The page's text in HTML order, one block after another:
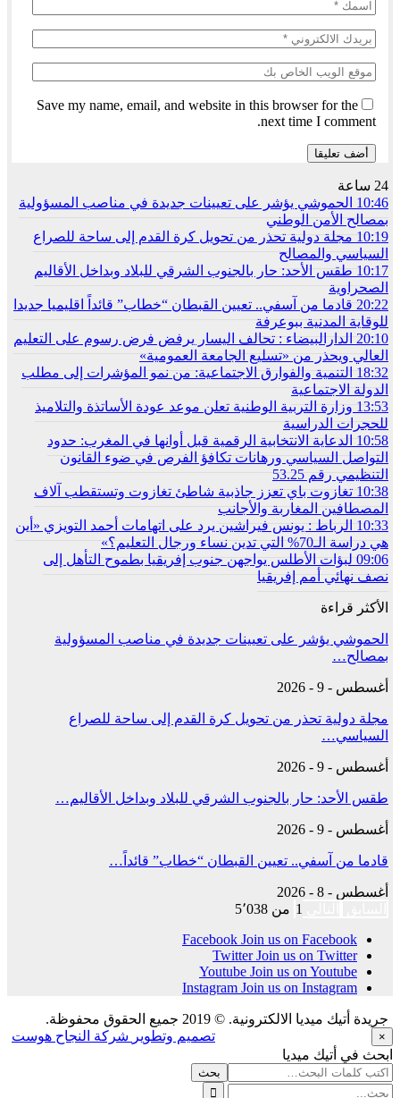
Save my name, email, and website in this browser for the
next time I comment.
24 ساعة
10:46 الحموشي يؤشر على تعيينات جديدة في مناصب المسؤولية
بمصالح الأمن الوطني
10:19 مجلة دولية تحذر من تحويل كرة القدم إلى ساحة للصراع
السياسي والمصالح
10:17 طقس الأحد: حار بالجنوب الشرقي للبلاد وبداخل الأقاليم
الصحراوية
20:22 قادما من آسفي.. تعيين القبطان “خطاب” قائداً اقليميا جديدا
للوقاية المدنية ببوعرفة
20:10 الدارالبيضاء : تحالف اليسار يرفض فرض رسوم على التعليم
العالي ويحذر من «تسليع الجامعة العمومية»
18:32 التنمية والفوارق الاجتماعية: من نمو المؤشرات إلى مطلب
الدولة الاجتماعية
13:53 وزارة التربية الوطنية تعلن موعد عودة الأساتذة والتلاميذ
للحجرات الدراسية
10:58 الدعاية الانتخابية الرقمية قبل أوانها في المغرب: حدود
التواصل السياسي ورهانات تكافؤ الفرص في ضوء القانون
التنظيمي رقم 53.25
10:38 تغازوت باي تعزز جاذبية شاطئ تغازوت وتستقطب آلاف
المصطافين المغاربة والأجانب
10:33 الرباط : يونس فيراشين يرد على اتهامات أحمد التويزي «أين
هي دراسة الـ70% التي تدين نساء ورجال التعليم؟»
09:06 لبؤات الأطلس يواجهن جنوب إفريقيا بطموح التأهل إلى
نصف نهائي أمم إفريقيا
الأكثر قراءة
الحموشي يؤشر على تعيينات جديدة في مناصب المسؤولية
بمصالح…
أغسطس - 9 - 2026
مجلة دولية تحذر من تحويل كرة القدم إلى ساحة للصراع
السياسي…
أغسطس - 9 - 2026
طقس الأحد: حار بالجنوب الشرقي للبلاد وبداخل الأقاليم…
أغسطس - 9 - 2026
قادما من آسفي.. تعيين القبطان “خطاب” قائداً…
أغسطس - 8 - 2026
1 من 5٬038
Facebook Join us on Facebook
Twitter Join us on Twitter
Youtube Join us on Youtube
Instagram Join us on Instagram
جريدة أتيك ميديا الالكترونية. © 2019 جميع الحقوق محفوظة.
تصميم وتطوير شركة النجاح هوست ×
ابحث في أتيك ميديا
بحث